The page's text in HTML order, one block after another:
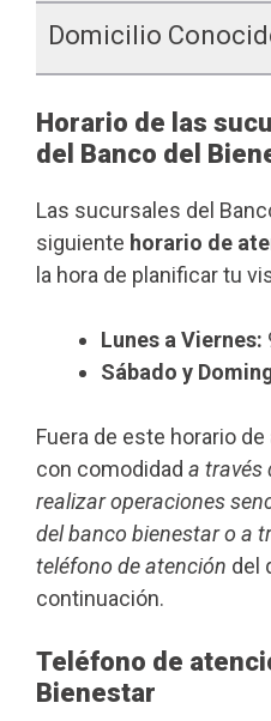
Domicilio
Horario de las
del Banco del
Las sucursales del
siguiente horario de
la hora de planificar tu
Lunes a Viernes:
Sábado y
Fuera de este horario
con comodidad a través
realizar operaciones
del banco bienestar o a
teléfono de atención del
continuación.
Teléfono de
Bienestar